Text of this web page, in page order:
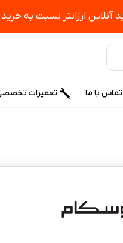
ارزانتر نسبت به
تماس با ما تعمیرات